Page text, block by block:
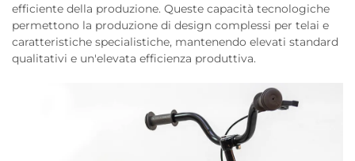
efficiente della produzione. Queste capacità tecnologiche
permettono la produzione di design complessi per telai e
caratteristiche specialistiche, mantenendo elevati standard
qualitativi e un'elevata efficienza produttiva.